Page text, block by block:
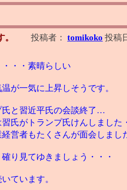
投稿者： tomikoko 投稿
・・素晴らしい
が一気に上昇しそうです。
氏と習近平氏の会談終了…
氏がトランプ氏けんしました
営者もたくさんが面会しまし
り見てゆきましょう・・・
ています。